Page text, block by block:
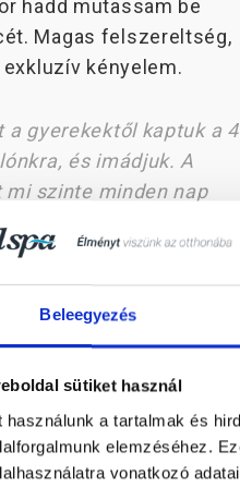
Beleegyezés
sütiket használ
használunk a tartalmak és
elemzéséhez.
vonatkozó
hadd mutassam be
Magas felszereltség,
kényelem.
a gyerekektől kaptuk a
és imádjuk. A
szinte minden nap